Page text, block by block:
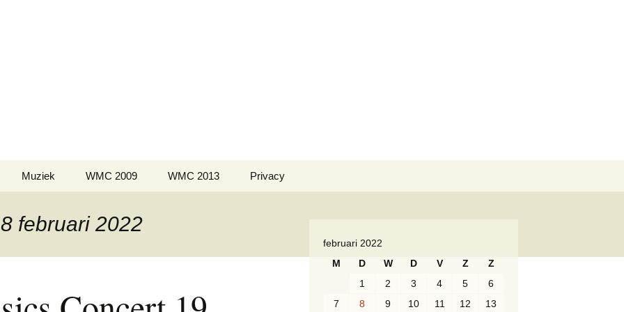
Muziek WMC 2009 WMC 2013 Privacy
februari 2022
februari 2022
M
D W D V Z
Z
1
2 3 4 5
6
7
8 9 10 11 12
13